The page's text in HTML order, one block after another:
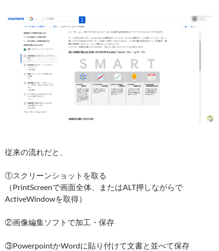
従来の流れだと、
①スクリーンショットを取る
（PrintScreenで画面全体、またはALT押しながらで
ActiveWindowを取得）
②画像編集ソフトで加工・保存
③PowerpointかWordに貼り付けて文書と並べて保存